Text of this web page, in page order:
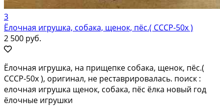
3
Ёлочная игрушка, собака, щенок, пёс.( СССР-50х )
2 500 руб.
Ёлочная игрушка, на прищепке собака, щенок, пёс.(
СССР-50х ), оригинал, не реставрировалась. поиск :
елочная игрушка щенок, собака, пёс ёлка новый год
ёлочные игрушки